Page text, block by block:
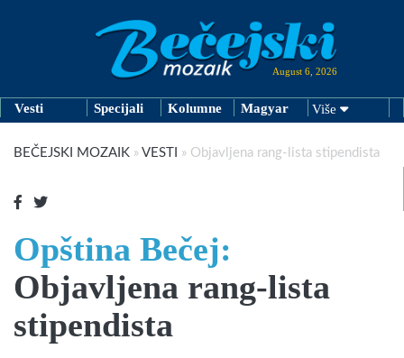
August 6, 2026
Vesti Specijali Kolumne Magyar Više
BEČEJSKI MOZAIK » VESTI » Objavljena rang-lista stipendista
Opština Bečej:
Objavljena rang-lista
stipendista